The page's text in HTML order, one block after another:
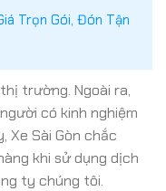
Trọn Gói, Đón Tận
trường. Ngoài ra,
có kinh nghiệm
Xe Sài Gòn chắc
khi sử dụng dịch
ty chúng tôi.